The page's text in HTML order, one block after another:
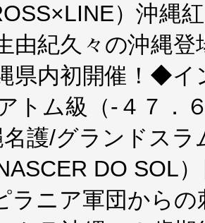
）沖縄
由紀久々の沖縄登
県内初開催！◆イ
トム級（-４７．
護/グランドスラ
DO SOL
ラニア軍団からの